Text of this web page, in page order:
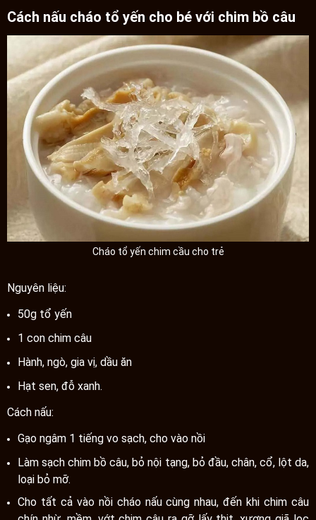
Cách nấu cháo tổ yến cho bé với chim bồ câu
Cháo tổ yến chim cầu cho trẻ
Nguyên liệu:
50g tổ yến
1 con chim câu
Hành, ngò, gia vị, dầu ăn
Hạt sen, đỗ xanh.
Cách nấu:
Gạo ngâm 1 tiếng vo sạch, cho vào nồi
Làm sạch chim bồ câu, bỏ nội tạng, bỏ đầu, chân, cổ, lột da,
loại bỏ mỡ.
Cho tất cả vào nồi cháo nấu cùng nhau, đến khi chim câu